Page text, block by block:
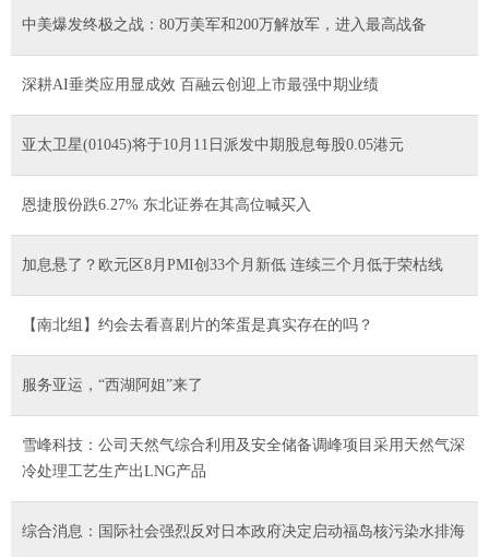
中美爆发终极之战：80万美军和200万解放军，进入最高战备
深耕AI垂类应用显成效 百融云创迎上市最强中期业绩
亚太卫星(01045)将于10月11日派发中期股息每股0.05港元
恩捷股份跌6.27% 东北证券在其高位喊买入
加息悬了？欧元区8月PMI创33个月新低 连续三个月低于荣枯线
【南北组】约会去看喜剧片的笨蛋是真实存在的吗？
服务亚运，“西湖阿姐”来了
雪峰科技：公司天然气综合利用及安全储备调峰项目采用天然气深
冷处理工艺生产出LNG产品
综合消息：国际社会强烈反对日本政府决定启动福岛核污染水排海